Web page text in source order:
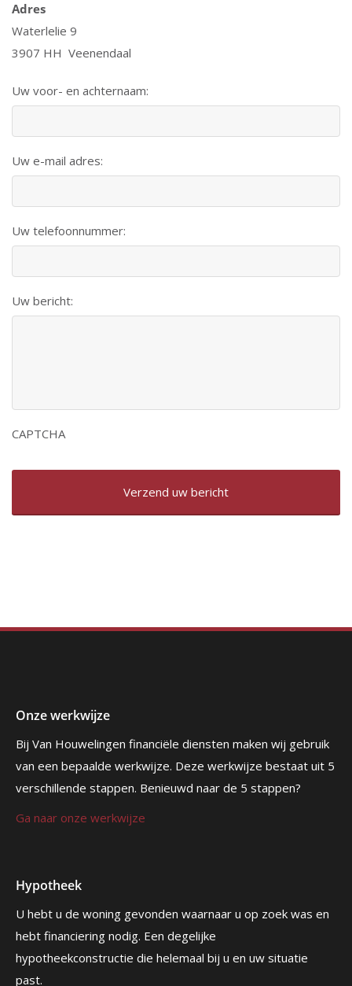
Adres
Waterlelie 9
3907 HH Veenendaal
Uw voor- en achternaam:
Uw e-mail adres:
Uw telefoonnummer:
Uw bericht:
CAPTCHA
Onze werkwijze
Bij Van Houwelingen financiële diensten maken wij gebruik
van een bepaalde werkwijze. Deze werkwijze bestaat uit 5
verschillende stappen. Benieuwd naar de 5 stappen?
Ga naar onze werkwijze
Hypotheek
U hebt u de woning gevonden waarnaar u op zoek was en
hebt financiering nodig. Een degelijke
hypotheekconstructie die helemaal bij u en uw situatie
past.